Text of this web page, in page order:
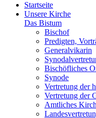
Startseite
Unsere Kirche
Das Bistum
Bischof
Predigten,
Generalvikarin
Bischöfliches
Synode
Vertretung der
Vertretung der
Amtliches